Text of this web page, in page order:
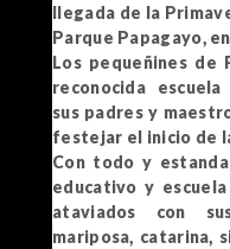
llegada de la
Parque Papagayo,
Los pequeñines de
reconocida
sus padres y
festejar el inicio de
Con todo y
educativo y
ataviados con
mariposa, catarina,